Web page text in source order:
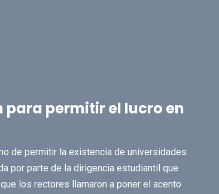
permitir el lucro en
de permitir la existencia de universidades
por parte de la dirigencia estudiantil que
los rectores llamaron a poner el acento